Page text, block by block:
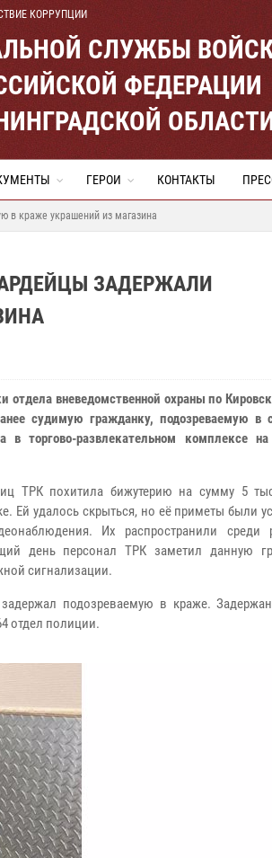
КОРРУПЦИИ
СЛУЖБЫ
ФЕДЕРАЦИИ
ГЕРОИ КОНТАКТЫ
в краже украшений из магазина
ЗАДЕРЖАЛИ
отдела вневедомственной охраны по
судимую гражданку, подозреваемую в
торгово-развлекательном комплексе на
ТРК похитила бижутерию на сумму 5
Ей удалось скрыться, но её приметы были
Их распространили среди
день персонал ТРК заметил данную
сигнализации.
подозреваемую в краже.
отдел полиции.